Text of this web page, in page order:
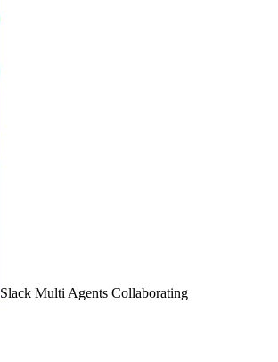
Slack Multi Agents Collaborating